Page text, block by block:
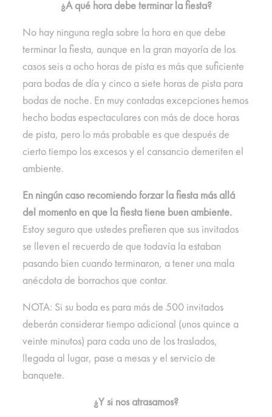
¿A qué hora debe terminar la fiesta?
No hay ninguna regla sobre la hora en que debe
terminar la fiesta, aunque en la gran mayoría de los
casos seis a ocho horas de pista es más que suficiente
para bodas de día y cinco a siete horas de pista para
bodas de noche. En muy contadas excepciones hemos
hecho bodas espectaculares con más de doce horas
de pista, pero lo más probable es que después de
cierto tiempo los excesos y el cansancio demeriten el
ambiente.
En ningún caso recomiendo forzar la fiesta más allá
del momento en que la fiesta tiene buen ambiente.
Estoy seguro que ustedes prefieren que sus invitados
se lleven el recuerdo de que todavía la estaban
pasando bien cuando terminaron, a tener una mala
anécdota de borrachos que contar.
NOTA: Si su boda es para más de 500 invitados
deberán considerar tiempo adicional (unos quince a
veinte minutos) para cada uno de los traslados,
llegada al lugar, pase a mesas y el servicio de
banquete.
¿Y si nos atrasamos?